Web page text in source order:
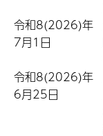
令和8(2026)年
7月1日
令和8(2026)年
6月25日